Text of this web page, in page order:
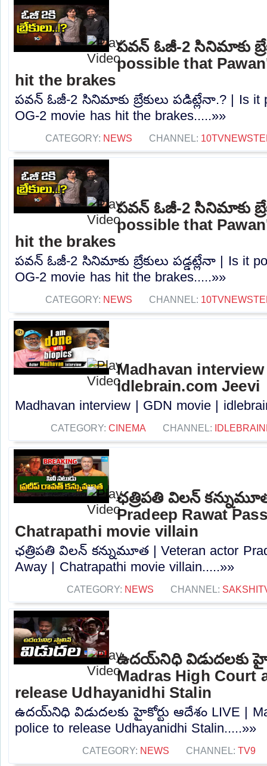
పవన్ ఓజీ-2 సినిమాకు
possible that
hit the brakes
పవన్ ఓజీ-2 సినిమాకు బ్రేకులు పడిట్లేనా.? | Is it
OG-2 movie has hit the brakes.....»»
CATEGORY: NEWS CHANNEL:
పవన్ ఓజీ-2 సినిమాకు
possible that
hit the brakes
పవన్ ఓజీ-2 సినిమాకు బ్రేకులు పడ్డట్లేనా | Is it
OG-2 movie has hit the brakes.....»»
CATEGORY: NEWS CHANNEL:
Madhavan
idlebrain.com Jeevi
Madhavan interview | GDN movie |
CATEGORY: CINEMA CHANNEL:
ఛత్రిపతి విలన్
Pradeep Rawat
Chatrapathi movie villain
ఛత్రిపతి విలన్ కన్నుమూత | Veteran actor
Away | Chatrapathi movie villain.....»»
CATEGORY: NEWS CHANNEL:
ఉదయ్‌నిధి విడుదలకు
Madras High Court
release Udhayanidhi Stalin
ఉదయ్‌నిధి విడుదలకు హైకోర్టు ఆదేశం LIVE |
police to release Udhayanidhi Stalin.....»»
CATEGORY: NEWS CHANNEL: TV9